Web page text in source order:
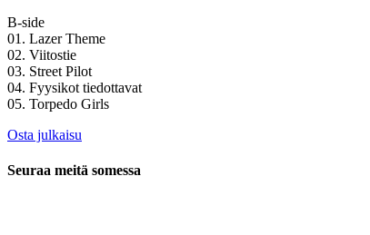
B-side
01. Lazer Theme
02. Viitostie
03. Street Pilot
04. Fyysikot tiedottavat
05. Torpedo Girls
Osta julkaisu
Seuraa meitä somessa